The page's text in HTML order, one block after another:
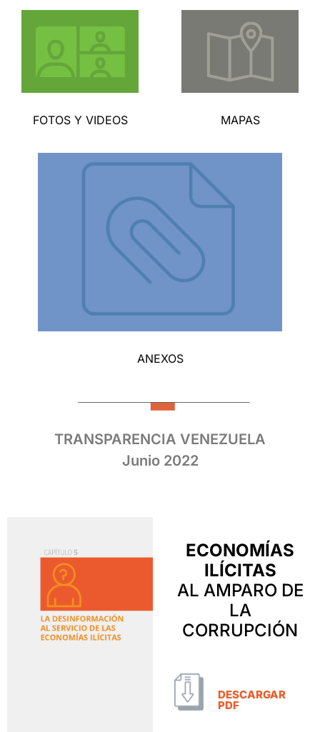
FOTOS Y VIDEOS MAPAS
ANEXOS
TRANSPARENCIA VENEZUELA
Junio 2022
ECONOMÍAS
ILÍCITAS
AL AMPARO DE
LA
CORRUPCIÓN
DESCARGAR
PDF